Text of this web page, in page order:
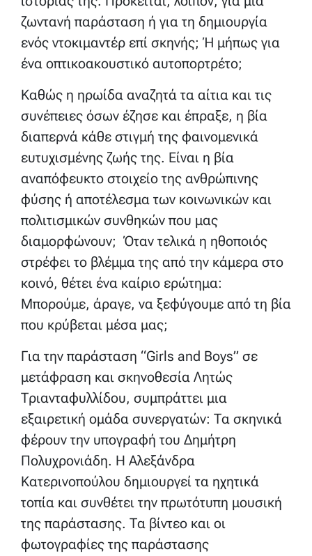
ζωντανή παράσταση ή για τη δημιουργία
ενός ντοκιμαντέρ επί σκηνής; Ή μήπως για
ένα οπτικοακουστικό αυτοπορτρέτο;
Καθώς η ηρωίδα αναζητά τα αίτια και τις
συνέπειες όσων έζησε και έπραξε, η βία
διαπερνά κάθε στιγμή της φαινομενικά
ευτυχισμένης ζωής της. Είναι η βία
αναπόφευκτο στοιχείο της ανθρώπινης
φύσης ή αποτέλεσμα των κοινωνικών και
πολιτισμικών συνθηκών που μας
διαμορφώνουν; Όταν τελικά η ηθοποιός
στρέφει το βλέμμα της από την κάμερα στο
κοινό, θέτει ένα καίριο ερώτημα:
Μπορούμε, άραγε, να ξεφύγουμε από τη βία
που κρύβεται μέσα μας;
Για την παράσταση “Girls and Boys” σε
μετάφραση και σκηνοθεσία Λητώς
Τριανταφυλλίδου, συμπράττει μια
εξαιρετική ομάδα συνεργατών: Τα σκηνικά
φέρουν την υπογραφή του Δημήτρη
Πολυχρονιάδη. Η Αλεξάνδρα
Κατερινοπούλου δημιουργεί τα ηχητικά
τοπία και συνθέτει την πρωτότυπη μουσική
της παράστασης. Τα βίντεο και οι
φωτογραφίες της παράστασης